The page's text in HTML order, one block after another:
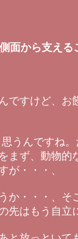
面から支え
ですけど、お
うんですね
まず、動物的
が・・・、
・・・、そ
はもう自立